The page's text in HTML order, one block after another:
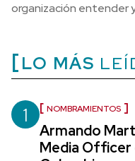
organización entender
LO MÁS
1 NOMBRAMIENTOS
Armando
Media Officer